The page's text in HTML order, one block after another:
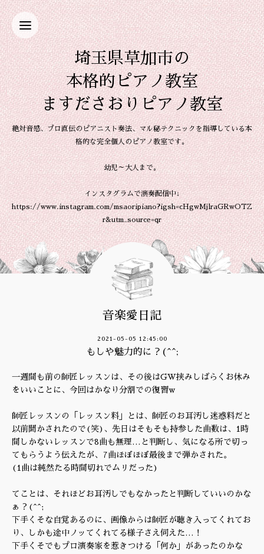
埼玉県草加市の
本格的ピアノ教室
ますださおりピアノ教室
絶対音感、プロ直伝のピアニスト奏法、マル秘テクニックを指導している本
格的な完全個人のピアノ教室です。
幼児～大人まで。
インスタグラムで演奏配信中↓
https://www.instagram.com/msaoripiano?igsh=cHgwMjlraGRwOTZ
r&utm_source=qr
音楽愛日記
2021-05-05 12:45:00
もしや魅力的に？(^^;
一週間も前の師匠レッスンは、その後はGW挟みしばらくお休み
をいいことに、今回はかなり分割での復習w
師匠レッスンの「レッスン料」とは、師匠のお耳汚し迷惑料だと
以前聞かされたので(笑)、先日はそもそも持参した曲数は、1時
間しかないレッスンで8曲も無理…と判断し、気になる所で切っ
てもらうよう伝えたが、7曲ほぼほぼ最後まで弾かされた。
(1曲は純然たる時間切れでムリだった)
てことは、それほどお耳汚しでもなかったと判断していいのかな
ぁ？(^^;
下手くそな自覚あるのに、画像からは師匠が聴き入ってくれてお
り、しかも途中ノッてくれてる様子さえ伺えた…！
下手くそでもプロ演奏家を惹きつける「何か」があったのかな